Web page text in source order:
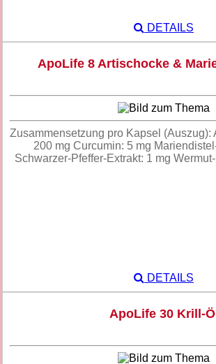
DETAILS
ApoLife 8 Artischocke &
Zusammensetzung pro Kapsel (Auszug):
200 mg Curcumin: 5 mg
Schwarzer-Pfeffer-Extrakt: 1 mg
DETAILS
ApoLife 30 Krill-